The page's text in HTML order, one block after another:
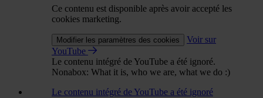
Ce contenu est disponible après avoir accepté les
cookies marketing.
Modifier les paramètres des cookies
Voir sur
YouTube
Le contenu intégré de YouTube a été ignoré.
Nonabox: What it is, who we are, what we do :)
Le contenu intégré de YouTube a été ignoré